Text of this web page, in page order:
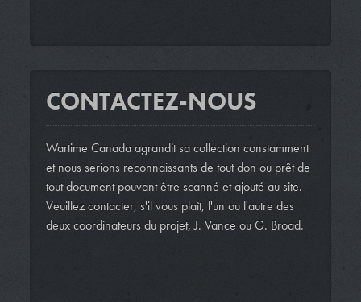
CONTACTEZ-NOUS
Wartime Canada agrandit sa collection constamment
et nous serions reconnaissants de tout don ou prêt de
tout document pouvant être scanné et ajouté au site.
Veuillez contacter, s'il vous plaît, l'un ou l'autre des
deux coordinateurs du projet, J. Vance ou G. Broad.